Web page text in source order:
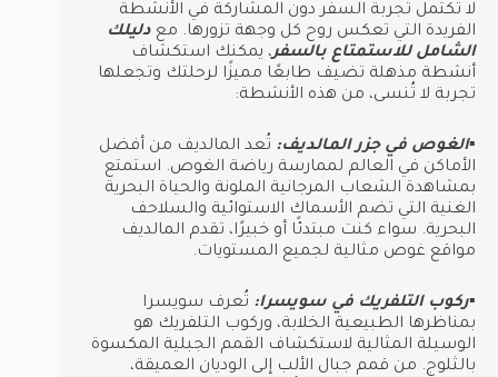
لا تكتمل تجربة السفر دون المشاركة في الأنشطة
الفريدة التي تعكس روح كل وجهة تزورها. مع دليلك
الشامل للاستمتاع بالسفر، يمكنك استكشاف
أنشطة مذهلة تضيف طابعًا مميزًا لرحلتك وتجعلها
تجربة لا تُنسى، من هذه الأنشطة:
▪︎الغوص في جزر المالديف: تُعد المالديف من أفضل
الأماكن في العالم لممارسة رياضة الغوص. استمتع
بمشاهدة الشعاب المرجانية الملونة والحياة البحرية
الغنية التي تضم الأسماك الاستوائية والسلاحف
البحرية. سواء كنت مبتدئًا أو خبيرًا، تقدم المالديف
مواقع غوص مثالية لجميع المستويات.
▪︎ركوب التلفريك في سويسرا: تُعرف سويسرا
بمناظرها الطبيعية الخلابة، وركوب التلفريك هو
الوسيلة المثالية لاستكشاف القمم الجبلية المكسوة
بالثلوج. من قمم جبال الألب إلى الوديان العميقة،